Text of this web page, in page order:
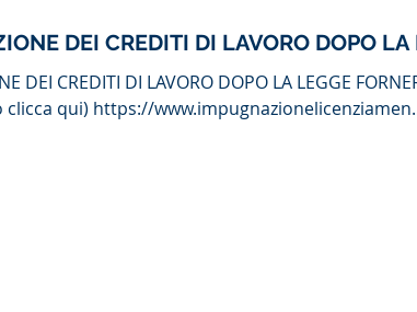
DEI CREDITI DI LAVORO DOPO LA
DEI CREDITI DI LAVORO DOPO LA LEGGE
clicca qui) https://